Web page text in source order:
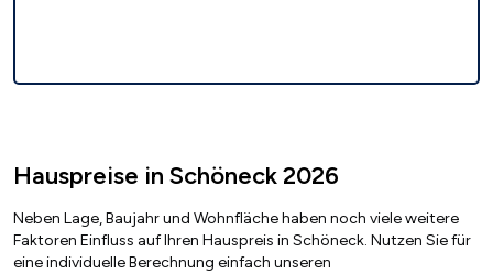
Hauspreise in Schöneck 2026
Neben Lage, Baujahr und Wohnfläche haben noch viele weitere
Faktoren Einfluss auf Ihren Hauspreis in Schöneck. Nutzen Sie für
eine individuelle Berechnung einfach unseren